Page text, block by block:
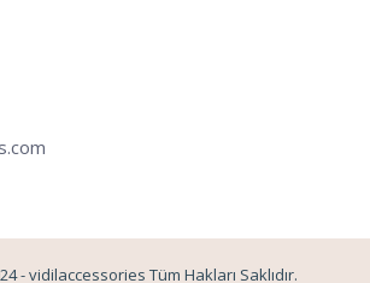
- vidilaccessories Tüm Hakları Saklıdır.